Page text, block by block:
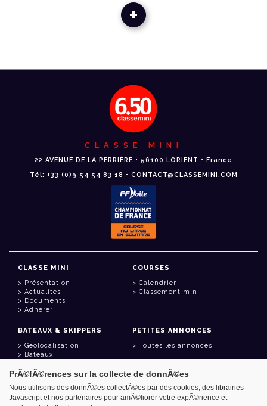
+
CLASSE MINI
22 AVENUE DE LA PERRIÈRE • 56100 LORIENT • France
Tél: +33 (0)9 54 54 83 18 • CONTACT@CLASSEMINI.COM
CLASSE MINI
Présentation
Actualités
Documents
Adhérer
COURSES
Calendrier
Classement mini
BATEAUX & SKIPPERS
Géolocalisation
Bateaux
PETITES ANNONCES
Toutes les annonces
LIENS UTILES
Espace adhérent
PrÃ©fÃ©rences sur la collecte de donnÃ©es
Nous utilisons des donnÃ©es collectÃ©es par des cookies, des librairies
Javascript et nos partenaires pour amÃ©liorer votre expÃ©rience et